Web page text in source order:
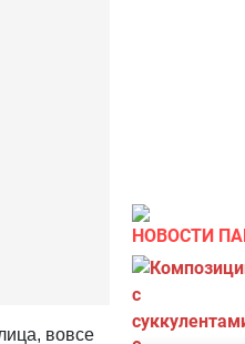
вовсе
НОВОСТИ